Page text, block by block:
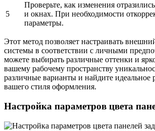
5
Проверьте, как изменения
и окнах. При необходимости
параметры.
Этот метод позволяет настраивать
системы в соответствии с личными
можете выбирать различные оттенки и
вашему рабочему пространству
различные варианты и найдите идеальное
вашего стиля оформления.
Настройка параметров цвета